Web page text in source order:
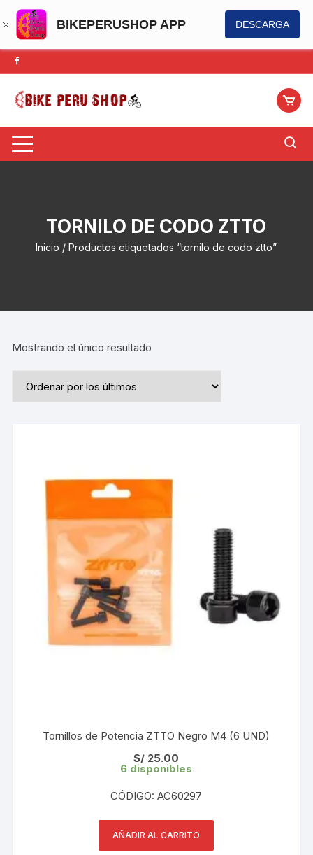
BIKEPERUSHOP APP DESCARGA
Saltar
al
contenido
TORNILO DE CODO ZTTO
Inicio / Productos etiquetados “tornilo de codo ztto”
Mostrando el único resultado
Tornillos de Potencia ZTTO Negro M4 (6 UND)
S/ 25.00
6 disponibles
CÓDIGO: AC60297
AÑADIR AL CARRITO